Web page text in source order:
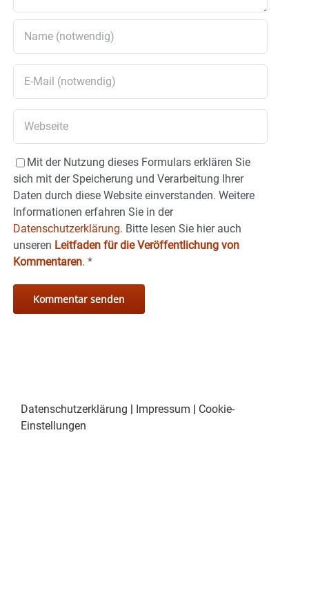
Mit der Nutzung dieses Formulars erklären Sie
sich mit der Speicherung und Verarbeitung Ihrer
Daten durch diese Website einverstanden. Weitere
Informationen erfahren Sie in der
Datenschutzerklärung. Bitte lesen Sie hier auch
unseren Leitfaden für die Veröffentlichung von
Kommentaren. *
Datenschutzerklärung | Impressum | Cookie-
Einstellungen